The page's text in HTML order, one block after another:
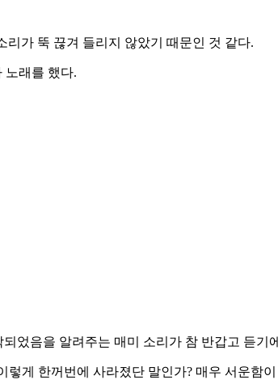
가 뚝 끊겨 들리지 않았기 때문인 것 같다.
노래를 했다.
었음을 알려주는 매미 소리가 참 반갑고 듣기
게 한꺼번에 사라졌단 말인가? 매우 서운함